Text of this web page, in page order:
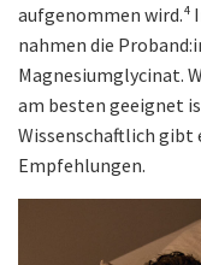
aufgenommen wird.⁴
nahmen die
Magnesiumglycinat.
am besten geeignet
Wissenschaftlich gibt
Empfehlungen.